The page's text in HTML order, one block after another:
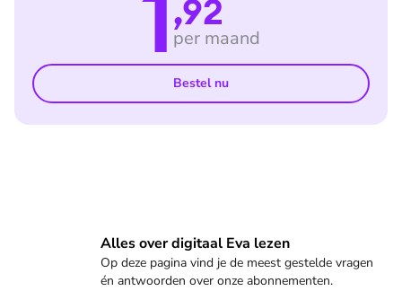
,92
per maand
Bestel nu
Alles over digitaal Eva lezen
Op deze pagina vind je de meest gestelde vragen
én antwoorden over onze abonnementen.
Veelgestelde vragen